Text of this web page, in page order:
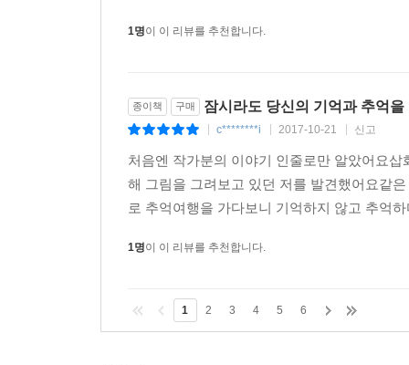
1명이 이 리뷰를 추천합니다.
종이책 구매 잠시라도 당신의 기억과 추억
c********i 2017-10-21 신고
처음엔 작가분의 이야기 인줄로만 알았어요
해 그림을 그려보고 있던 저를 발견했어요같
로 추억여행을 가다보니 기억하지 않고 추억
1명이 이 리뷰를 추천합니다.
1 2 3 4 5 6